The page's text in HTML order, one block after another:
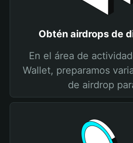
Obtén airdrops de
En el área de
Wallet, preparamos
de airdrop